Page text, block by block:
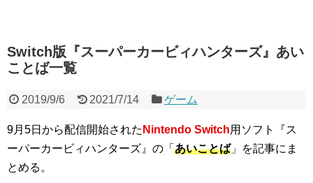
Switch版『スーパーカービィハンターズ』あい
ことば一覧
2019/9/6 2021/7/14 ゲーム
9月5日から配信開始された Nintendo Switch用ソフト『ス
ーパーカービィハンターズ』の「 あいことば」を記事にま
とめる。